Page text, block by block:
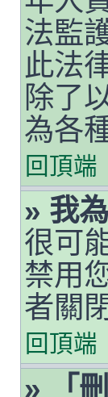
法監
此法
除了
為各
回頂端
» 我
很可
禁用
者關
回頂端
» 「